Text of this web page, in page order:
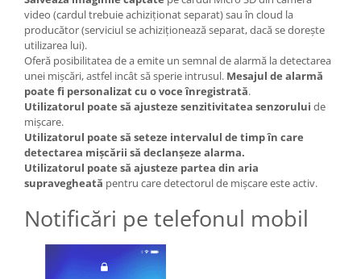
video (cardul trebuie achiziționat separat) sau în cloud la
producător (serviciul se achiziționează separat, dacă se dorește
utilizarea lui).
Oferă posibilitatea de a emite un semnal de alarmă la detectarea
unei mișcări, astfel incât să sperie intrusul. Mesajul de alarmă
poate fi personalizat cu o voce înregistrată.
Utilizatorul poate să ajusteze senzitivitatea senzorului de
mișcare.
Utilizatorul poate să seteze intervalul de timp în care
detectarea mișcării să declanșeze alarma.
Utilizatorul poate să ajusteze partea din aria
supravegheată pentru care detectorul de mișcare este activ.
Notificări pe telefonul mobil